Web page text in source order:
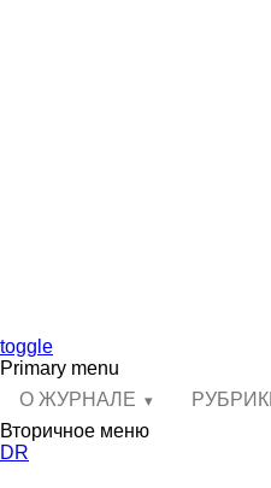
toggle
Primary menu
О ЖУРНАЛЕ
Вторичное меню
DR